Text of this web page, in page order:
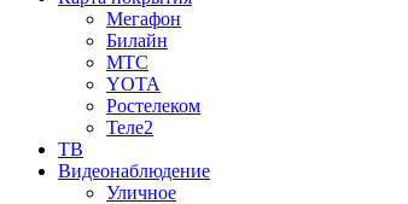
Мегафон
Билайн
МТС
YOTA
Ростелеком
Теле2
ТВ
Видеонаблюдение
Уличное